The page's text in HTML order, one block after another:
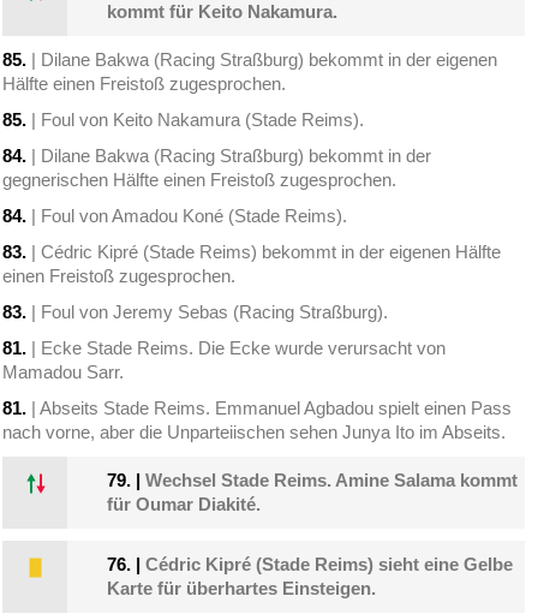
kommt für Keito Nakamura.
85. | Dilane Bakwa (Racing Straßburg) bekommt in der eigenen
Hälfte einen Freistoß zugesprochen.
85. | Foul von Keito Nakamura (Stade Reims).
84. | Dilane Bakwa (Racing Straßburg) bekommt in der
gegnerischen Hälfte einen Freistoß zugesprochen.
84. | Foul von Amadou Koné (Stade Reims).
83. | Cédric Kipré (Stade Reims) bekommt in der eigenen Hälfte
einen Freistoß zugesprochen.
83. | Foul von Jeremy Sebas (Racing Straßburg).
81. | Ecke Stade Reims. Die Ecke wurde verursacht von
Mamadou Sarr.
81. | Abseits Stade Reims. Emmanuel Agbadou spielt einen Pass
nach vorne, aber die Unparteiischen sehen Junya Ito im Abseits.
79. |Wechsel Stade Reims. Amine Salama kommt
für Oumar Diakité.
76. |Cédric Kipré (Stade Reims) sieht eine Gelbe
Karte für überhartes Einsteigen.